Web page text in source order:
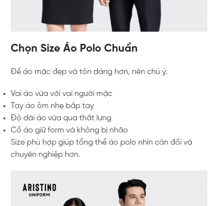
Chọn Size Áo Polo Chuẩn
Để áo mặc đẹp và tôn dáng hơn, nên chú ý:
Vai áo vừa với vai người mặc
Tay áo ôm nhẹ bắp tay
Độ dài áo vừa qua thắt lưng
Cổ áo giữ form và không bị nhão
Size phù hợp giúp tổng thể áo polo nhìn cân đối và
chuyên nghiệp hơn.